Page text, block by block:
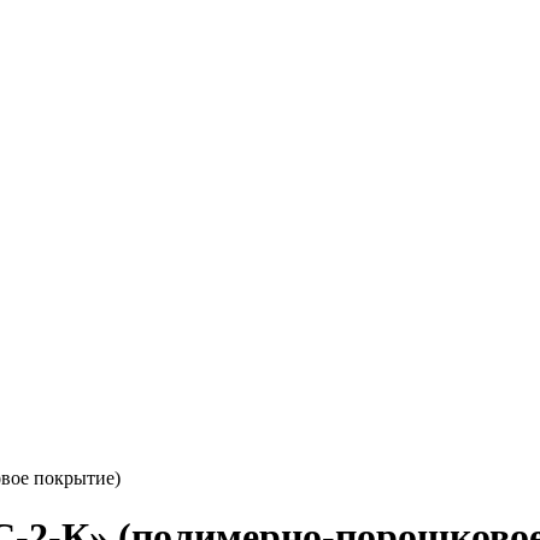
покрытие)